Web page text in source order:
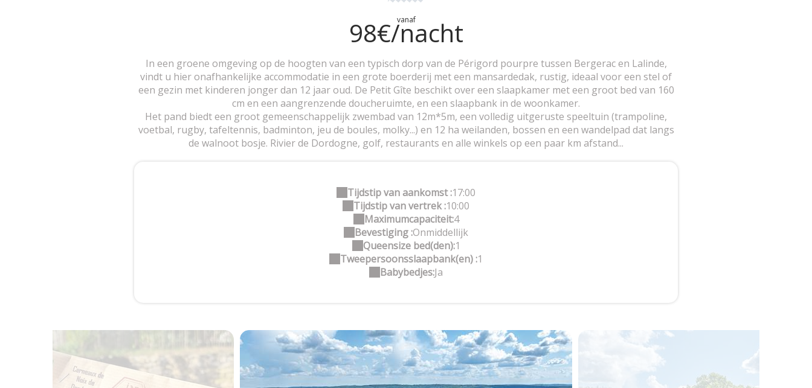
vanaf
98€/nacht
In een groene omgeving op de hoogten van een typisch dorp van de Périgord pourpre tussen Bergerac en Lalinde,
vindt u hier onafhankelijke accommodatie in een grote boerderij met een mansardedak, rustig, ideaal voor een stel of
een gezin met kinderen jonger dan 12 jaar oud. De Petit Gîte beschikt over een slaapkamer met een groot bed van 160
cm en een aangrenzende doucheruimte, en een slaapbank in de woonkamer.
Het pand biedt een groot gemeenschappelijk zwembad van 12m*5m, een volledig uitgeruste speeltuin (trampoline,
voetbal, rugby, tafeltennis, badminton, jeu de boules, molky...) en 12 ha weilanden, bossen en een wandelpad dat langs
de walnoot bosje. Rivier de Dordogne, golf, restaurants en alle winkels op een paar km afstand...
Tijdstip van aankomst :17:00
Tijdstip van vertrek :10:00
Maximumcapaciteit:4
Bevestiging :Onmiddellijk
Queensize bed(den):1
Tweepersoonsslaapbank(en) :1
Babybedjes:Ja